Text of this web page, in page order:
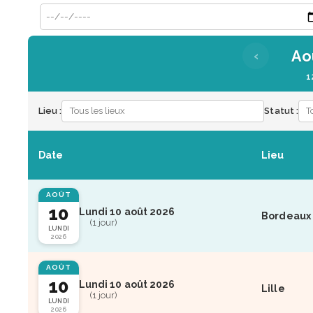
‹
Lieu : Statut :
Date Lieu
AOÛT
10
LUNDI
2026
Lundi 10 août 2026
(1 jour)
Bordeaux
AOÛT
10
LUNDI
2026
Lundi 10 août 2026
(1 jour)
Lille